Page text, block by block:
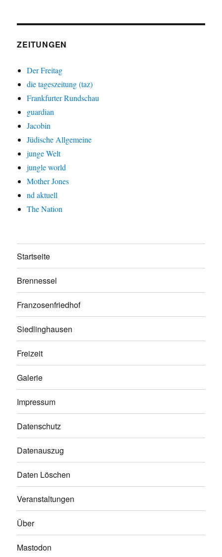
ZEITUNGEN
Der Freitag
die tageszeitung (taz)
Frankfurter Rundschau
guardian
Jacobin
Jüdische Allgemeine
junge Welt
jungle world
Mother Jones
nd aktuell
The Nation
Startseite
Brennessel
Franzosenfriedhof
Siedlinghausen
Freizeit
Galerie
Impressum
Datenschutz
Datenauszug
Daten Löschen
Veranstaltungen
Über
Mastodon